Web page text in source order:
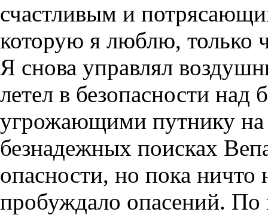
счастливым и
которую я люблю, только
Я снова управлял
летел в безопасности
угрожающими путнику
безнадежных поисках
опасности, но пока ничто
пробуждало опасений. По